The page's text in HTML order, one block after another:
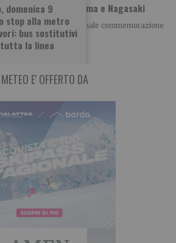
domenica 9
stop alla metro
bus sostitutivi
la linea
tragedia di Hiroshima e Nagasaki
si è tenuta la tradizionale commemorazione
E' OFFERTO DA